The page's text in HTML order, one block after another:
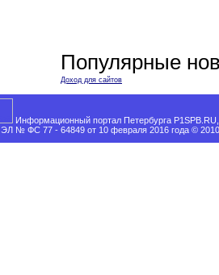
Популярные
Доход для сайтов
Информационный портал Петербурга
ЭЛ № ФС 77 - 64849 от 10 февраля 2016 года ©